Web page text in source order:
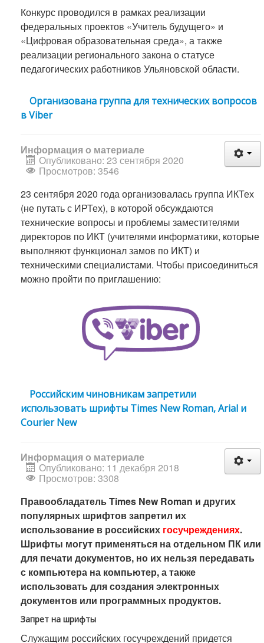
Конкурс проводился в рамках реализации
федеральных проектов «Учитель будущего» и
«Цифровая образовательная среда», а также
реализации регионального закона о статусе
педагогических работников Ульяновской области.
Организована группа для технических вопросов
в Viber
Информация о материале
Опубликовано: 23 сентября 2020
Просмотров: 3546
23 сентября 2020 года организовалась группа ИКТех
(не путать с ИРТех), в которой обсуждаются
технические вопросы и проблемы заместителями
директоров по ИКТ (учителями информатики, которые
выполняют функционал замов по ИКТ) и
техническими специалистами. Чтобы присоединиться
можно пройти по приглашению:
Российским чиновникам запретили
использовать шрифты Times New Roman, Arial и
Courier New
Информация о материале
Опубликовано: 11 декабря 2018
Просмотров: 3308
Правообладатель Times New Roman и других
популярных шрифтов запретил их
использование в российских госучреждениях.
Шрифты могут применяться на отдельном ПК или
для печати документов, но их нельзя передавать
с компьютера на компьютер, а также
использовать для создания электронных
документов или программных продуктов.
Запрет на шрифты
Служащим российских госучреждений придется